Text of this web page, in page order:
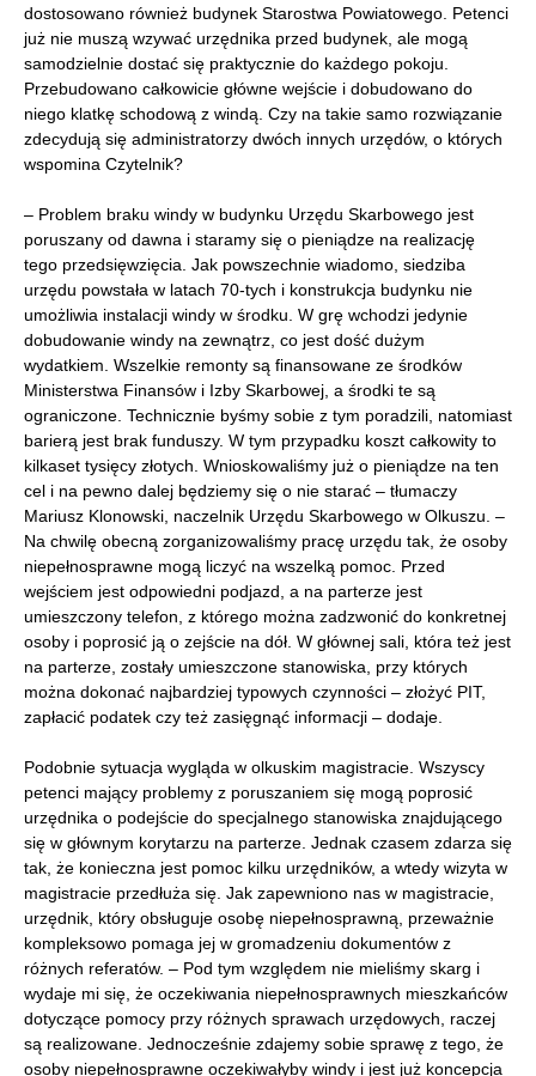
dostosowano również budynek Starostwa Powiatowego. Petenci
już nie muszą wzywać urzędnika przed budynek, ale mogą
samodzielnie dostać się praktycznie do każdego pokoju.
Przebudowano całkowicie główne wejście i dobudowano do
niego klatkę schodową z windą. Czy na takie samo rozwiązanie
zdecydują się administratorzy dwóch innych urzędów, o których
wspomina Czytelnik?
– Problem braku windy w budynku Urzędu Skarbowego jest
poruszany od dawna i staramy się o pieniądze na realizację
tego przedsięwzięcia. Jak powszechnie wiadomo, siedziba
urzędu powstała w latach 70-tych i konstrukcja budynku nie
umożliwia instalacji windy w środku. W grę wchodzi jedynie
dobudowanie windy na zewnątrz, co jest dość dużym
wydatkiem. Wszelkie remonty są finansowane ze środków
Ministerstwa Finansów i Izby Skarbowej, a środki te są
ograniczone. Technicznie byśmy sobie z tym poradzili, natomiast
barierą jest brak funduszy. W tym przypadku koszt całkowity to
kilkaset tysięcy złotych. Wnioskowaliśmy już o pieniądze na ten
cel i na pewno dalej będziemy się o nie starać – tłumaczy
Mariusz Klonowski, naczelnik Urzędu Skarbowego w Olkuszu. –
Na chwilę obecną zorganizowaliśmy pracę urzędu tak, że osoby
niepełnosprawne mogą liczyć na wszelką pomoc. Przed
wejściem jest odpowiedni podjazd, a na parterze jest
umieszczony telefon, z którego można zadzwonić do konkretnej
osoby i poprosić ją o zejście na dół. W głównej sali, która też jest
na parterze, zostały umieszczone stanowiska, przy których
można dokonać najbardziej typowych czynności – złożyć PIT,
zapłacić podatek czy też zasięgnąć informacji – dodaje.
Podobnie sytuacja wygląda w olkuskim magistracie. Wszyscy
petenci mający problemy z poruszaniem się mogą poprosić
urzędnika o podejście do specjalnego stanowiska znajdującego
się w głównym korytarzu na parterze. Jednak czasem zdarza się
tak, że konieczna jest pomoc kilku urzędników, a wtedy wizyta w
magistracie przedłuża się. Jak zapewniono nas w magistracie,
urzędnik, który obsługuje osobę niepełnosprawną, przeważnie
kompleksowo pomaga jej w gromadzeniu dokumentów z
różnych referatów. – Pod tym względem nie mieliśmy skarg i
wydaje mi się, że oczekiwania niepełnosprawnych mieszkańców
dotyczące pomocy przy różnych sprawach urzędowych, raczej
są realizowane. Jednocześnie zdajemy sobie sprawę z tego, że
osoby niepełnosprawne oczekiwałyby windy i jest już koncepcja